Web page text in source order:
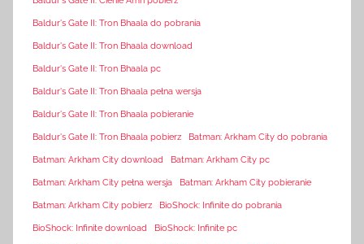
Baldur's Gate II: Tron Bhaala do pobrania
Baldur's Gate II: Tron Bhaala download
Baldur's Gate II: Tron Bhaala pc
Baldur's Gate II: Tron Bhaala pełna wersja
Baldur's Gate II: Tron Bhaala pobieranie
Baldur's Gate II: Tron Bhaala pobierz Batman: Arkham City do pobrania
Batman: Arkham City download Batman: Arkham City pc
Batman: Arkham City pełna wersja Batman: Arkham City pobieranie
Batman: Arkham City pobierz BioShock: Infinite do pobrania
BioShock: Infinite download BioShock: Infinite pc